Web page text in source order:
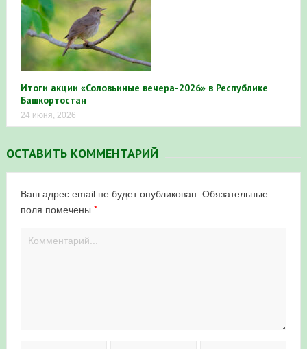
Итоги акции «Соловьиные вечера-2026» в Республике
Башкортостан
24 июня, 2026
ОСТАВИТЬ КОММЕНТАРИЙ
Ваш адрес email не будет опубликован. Обязательные
поля помечены *